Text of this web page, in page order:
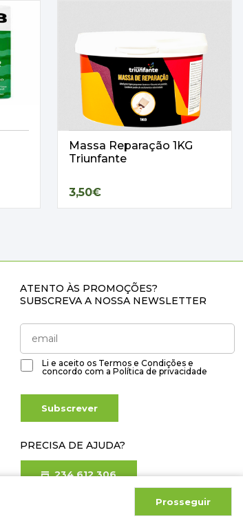
Massa Reparação 1KG
Triunfante
3,50€
Prosseguir
ATENTO ÀS PROMOÇÕES?
SUBSCREVA A NOSSA NEWSLETTER
Li e aceito os Termos e Condições e
concordo com a Política de privacidade
Subscrever
PRECISA DE AJUDA?
234 612 306